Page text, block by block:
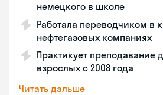
немецкого в школе
Работала переводчиком в
нефтегазовых компаниях
Практикует преподавание
взрослых с 2008 года
Читать дальше